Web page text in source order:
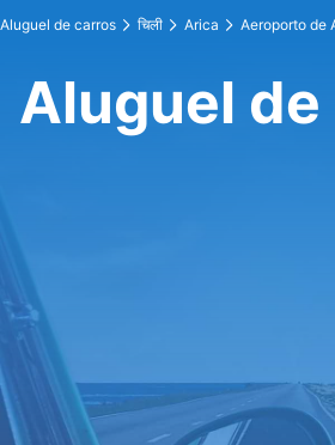
Aluguel de carros चिली Arica Aeroporto de
Aluguel